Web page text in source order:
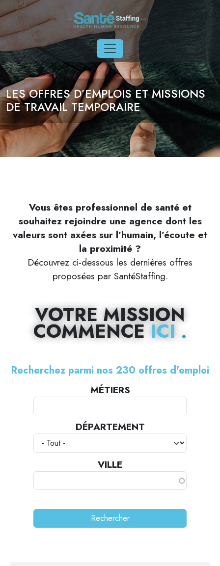
Aller au contenu principal
LES OFFRES D’EMPLOIS ET MISSIONS
DE TRAVAIL TEMPORAIRE
Vous êtes professionnel de santé et
souhaitez rejoindre une agence dont les
valeurs sont axées sur l’humain, l’écoute et
la proximité ?
Découvrez ci-dessous les dernières offres
proposées par SantéStaffing.
VOTRE MISSION
COMMENCEICI
Recherchez parmi nos 230 offres d'emploi
MÉTIERS
DÉPARTEMENT
VILLE